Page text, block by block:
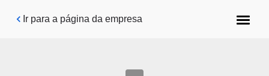
Pular para o conteúdo principal
Ir para a página da empresa